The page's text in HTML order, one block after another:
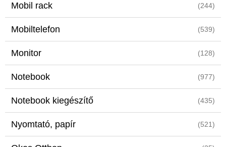
Mobil rack (244)
Mobiltelefon (539)
Monitor (128)
Notebook (977)
Notebook kiegészítő (435)
Nyomtató, papír (521)